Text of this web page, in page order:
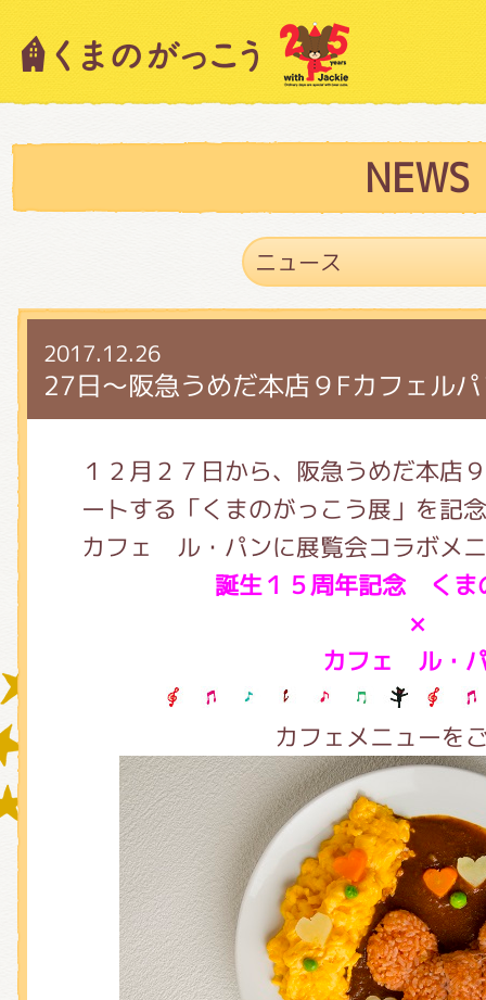
NEWS
2017.12.26
27日～阪急うめだ本店９Fカフェル
１２月２７日から、阪急うめだ本店
ートする「くまのがっこう展」を記
カフェ ル・パンに展覧会コラボメ
誕生１５周年記念 くま
×
カフェ ル・
カフェメニューを
キャラクター紹介
スタッフブログ
絵本・作家紹介
ショップインフォメーション
グッズインフォメーション
ミュージカル・コンサート
おたのしみコンテンツ(クイズ・
チア ジャッキーズ！
くまのがっこう しょくいんしつ